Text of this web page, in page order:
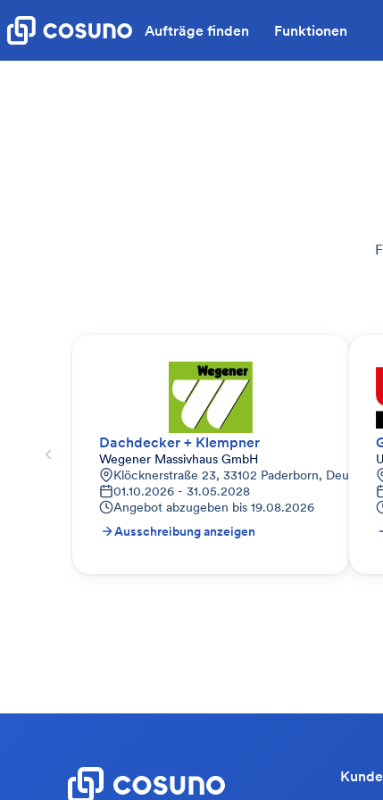
Aufträge finden Funktionen
Dachdecker + Klempner
Wegener Massivhaus GmbH
Klöcknerstraße 23, 33102 Paderborn,
01.10.2026 - 31.05.2028
Angebot abzugeben bis 19.08.2026
Ausschreibung anzeigen